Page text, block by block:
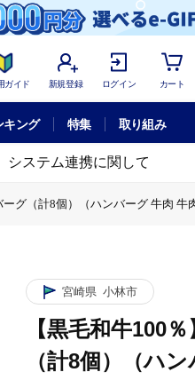
ガイド 新規登録 ログイン カート
キング 特集 取り組み
システム連携に関して
グ（計8個）（ハンバーグ 牛肉 牛
（計8個）（ハンバーグ 牛肉 牛肉
宮崎県 小林市
【黒毛和牛100
（計8個）（ハ